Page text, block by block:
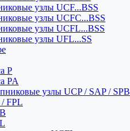
узлы UCF...BSS
узлы UCFC...BSS
узлы UCFL...BSS
узлы UFL...SS
P
PA
узлы UCP / SAP / SPB
FPL